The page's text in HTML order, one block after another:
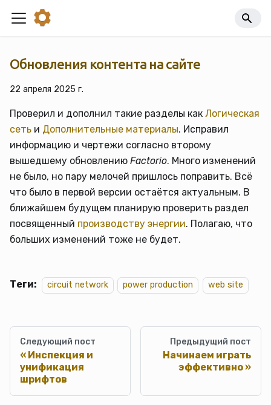
Обновления контента на сайте
22 апреля 2025 г.
Проверил и дополнил такие разделы как Логическая
сеть и Дополнительные материалы. Исправил
информацию и чертежи согласно второму
вышедшему обновлению Factorio. Много изменений
не было, но пару мелочей пришлось поправить. Всё
что было в первой версии остаётся актуальным. В
ближайшем будущем планирую проверить раздел
посвященный производству энергии. Полагаю, что
больших изменений тоже не будет.
Теги: circuit network power production web site
Следующий пост
Инспекция и
унификация
шрифтов
Предыдущий пост
Начинаем играть
эффективно